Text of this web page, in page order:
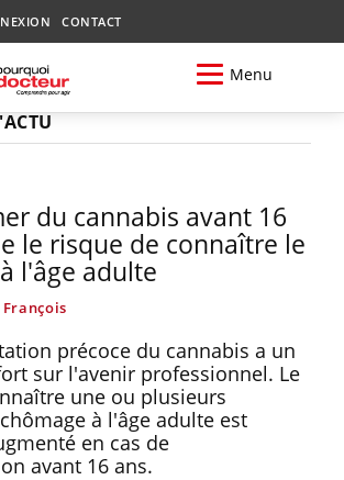
CONTACT
Menu
du cannabis avant 16
le risque de connaître le
l'âge adulte
précoce du cannabis a un
sur l'avenir professionnel. Le
une ou plusieurs
à l'âge adulte est
en cas de
avant 16 ans.